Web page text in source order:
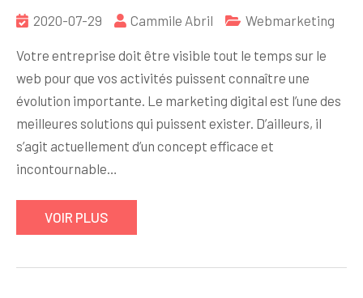
2020-07-29 Cammile Abril Webmarketing
Votre entreprise doit être visible tout le temps sur le
web pour que vos activités puissent connaître une
évolution importante. Le marketing digital est l’une des
meilleures solutions qui puissent exister. D’ailleurs, il
s’agit actuellement d’un concept efficace et
incontournable…
VOIR PLUS